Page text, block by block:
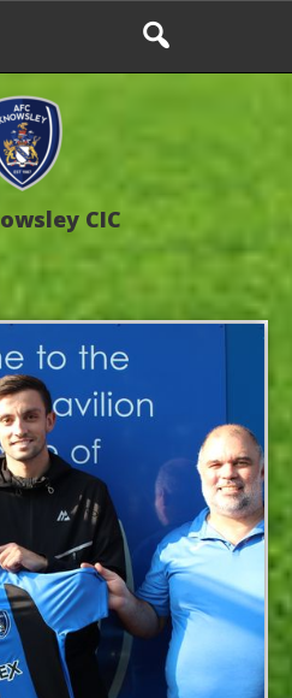
owsley CIC